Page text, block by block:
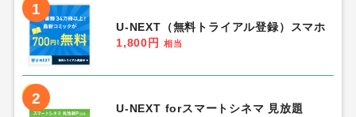
1
U-NEXT（無料トライアル登録）スマホ
1,800円
相当
2
U-NEXT forスマートシネマ 見放題